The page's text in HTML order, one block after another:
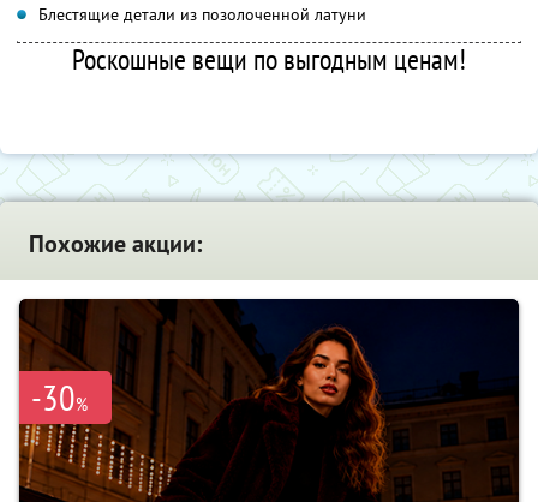
Блестящие детали из позолоченной латуни
Роскошные вещи по выгодным ценам!
Похожие акции:
-30%